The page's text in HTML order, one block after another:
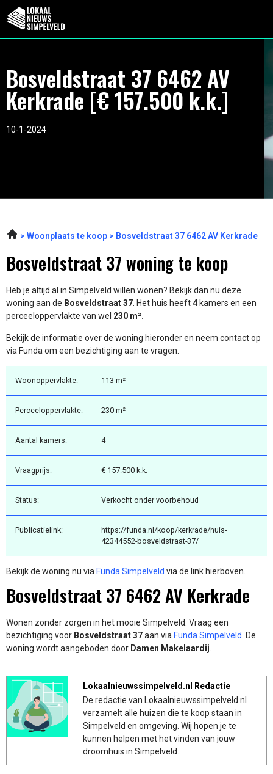
Bosveldstraat 37 6462 AV
Kerkrade [€ 157.500 k.k.]
10-1-2024
Woonplaats te koop Bosveldstraat 37 6462 AV Kerkrade
Bosveldstraat 37 woning te koop
Heb je altijd al in Simpelveld willen wonen? Bekijk dan nu deze
woning aan de Bosveldstraat 37. Het huis heeft4 kamers en een
perceeloppervlakte van wel 230 m².
Bekijk de informatie over de woning hieronder en neem contact op
via Funda om een bezichtiging aan te vragen.
Woonoppervlakte: 113 m²
Perceeloppervlakte: 230 m²
Aantal kamers: 4
Vraagprijs: € 157.500 k.k.
Status: Verkocht onder voorbehoud
Publicatielink:
https://funda.nl/koop/kerkrade/huis-
42344552-bosveldstraat-37/
Bekijk de woning nu via Funda Simpelveld via de link hierboven.
Bosveldstraat 37 6462 AV Kerkrade
Wonen zonder zorgen in het mooie Simpelveld. Vraag een
bezichtiging voor Bosveldstraat 37aan via Funda Simpelveld . De
woning wordt aangeboden door Damen Makelaardij
Lokaalnieuwssimpelveld.nl Redactie
De redactie van Lokaalnieuwssimpelveld.nl
verzamelt alle huizen die te koop staan in
Simpelveld en omgeving. Wij hopen je te
kunnen helpen met het vinden van jouw
droomhuis in Simpelveld.